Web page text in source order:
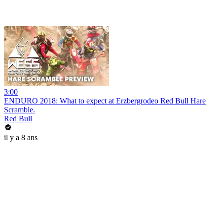
3:00
ENDURO 2018: What to expect at Erzbergrodeo Red Bull Hare
Scramble.
Red Bull
il y a 8 ans